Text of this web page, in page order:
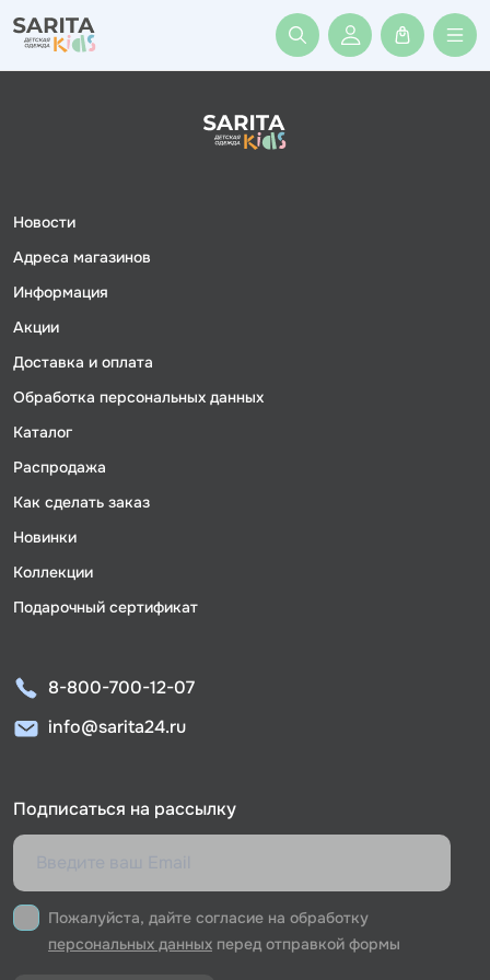
Войти или
Новости
Адреса магазинов
Информация
Акции
Доставка и оплата
Обработка персональных данных
Каталог
Распродажа
Как сделать заказ
Новинки
Коллекции
Подарочный сертификат
8-800-700-12-07
info@sarita24.ru
Подписаться на рассылку
Пожалуйста, дайте согласие на обработку
персональных данных перед отправкой формы